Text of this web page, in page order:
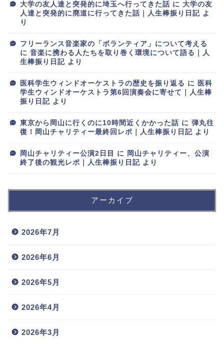
大学の友人達と突発的に埼玉へ行ってきた話 に 大学の友
人達と突発的に廃道に行ってきた話｜人生棒振り日記 よ
り
フリーランス音楽家の「ボランティア」について考える
に 音楽に携わる人たちを取り巻く環境について語る｜人
生棒振り日記 より
医科学生ウィンドオーケストラの歴史を振り返る に 医科
学生ウィンドオーケストラ第6回演奏会に寄せて｜人生棒
振り日記 より
東京から岡山に行くのに10時間近くかかった話 に 弾丸往
復！岡山チャリティー最終回レポ｜人生棒振り日記 より
岡山チャリティー公演2日目 に 岡山チャリティー、公演
終了後の観光レポ｜人生棒振り日記 より
アーカイブ
2026年7月
2026年6月
2026年5月
2026年4月
2026年3月